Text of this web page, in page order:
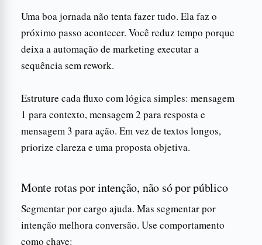
Uma boa jornada não tenta fazer tudo. Ela faz o
próximo passo acontecer. Você reduz tempo porque
deixa a automação de marketing executar a
sequência sem rework.
Estruture cada fluxo com lógica simples: mensagem
1 para contexto, mensagem 2 para resposta e
mensagem 3 para ação. Em vez de textos longos,
priorize clareza e uma proposta objetiva.
Monte rotas por intenção, não só por público
Segmentar por cargo ajuda. Mas segmentar por
intenção melhora conversão. Use comportamento
como chave: